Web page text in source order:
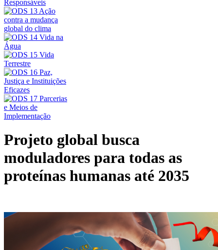
Projeto global busca
moduladores para todas as
proteínas humanas até 2035